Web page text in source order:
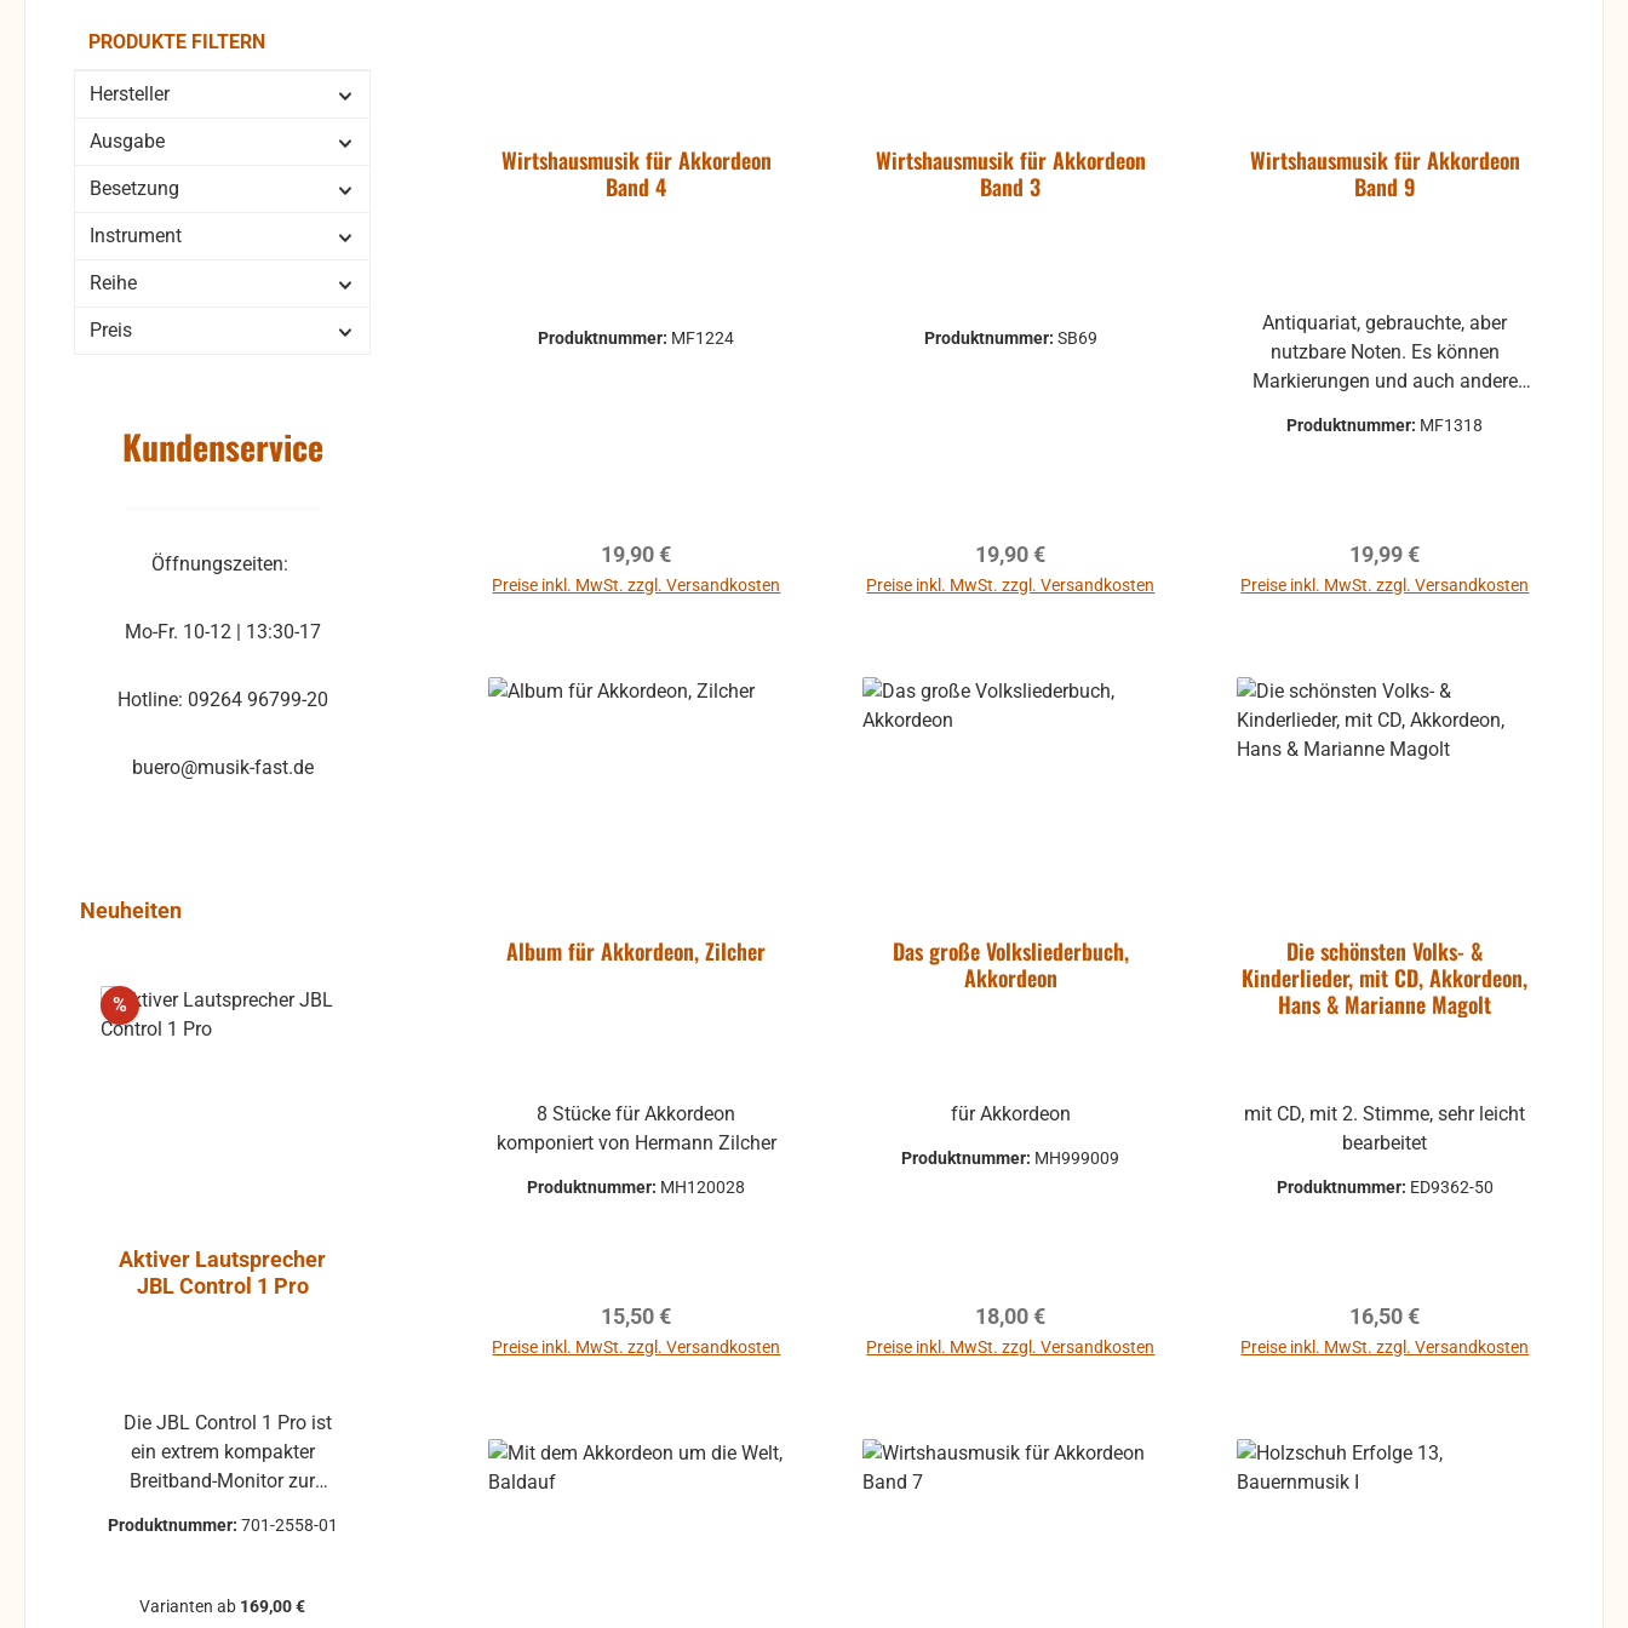
PRODUKTE FILTERN
Hersteller
Ausgabe
Besetzung
Instrument
Reihe
Preis
Kundenservice
Öffnungszeiten:
Mo-Fr. 10-12 | 13:30-17
Hotline: 09264 96799-20
buero@musik-fast.de
Produktgalerie überspringen
Neuheiten
%Rabatt
Aktiver Lautsprecher
JBL Control 1 Pro
ein extrem kompakter
Breitband-Monitor zur
Video Postproduction bis
Produktnummer: 701-2558-01
Varianten ab 169,00 €
ohne Gummi - gebraucht
für die Luftklappe -
gebraucht ohne
Wirtshausmusik für Akkordeon
Band 4
Produktnummer: MF1224
Regulärer Preis:
19,90 €
Preise inkl. MwSt. zzgl. Versandkosten
Wirtshausmusik für Akkordeon
Band 3
Produktnummer: SB69
Regulärer Preis:
19,90 €
Preise inkl. MwSt. zzgl. Versandkosten
Wirtshausmusik für Akkordeon
Band 9
Antiquariat, gebrauchte, aber
nutzbare Noten. Es können
Markierungen und auch andere
Produktnummer: MF1318
Regulärer Preis:
19,99 €
Preise inkl. MwSt. zzgl. Versandkosten
Album für Akkordeon, Zilcher
8 Stücke für Akkordeon
komponiert von Hermann Zilcher
Produktnummer: MH120028
Regulärer Preis:
15,50 €
Preise inkl. MwSt. zzgl. Versandkosten
Das große Volksliederbuch,
Akkordeon
für Akkordeon
Produktnummer: MH999009
Regulärer Preis:
18,00 €
Preise inkl. MwSt. zzgl. Versandkosten
Die schönsten Volks- &
Kinderlieder, mit CD, Akkordeon,
Hans & Marianne Magolt
mit CD, mit 2. Stimme, sehr leicht
bearbeitet
Produktnummer: ED9362-50
Regulärer Preis:
16,50 €
Preise inkl. MwSt. zzgl. Versandkosten